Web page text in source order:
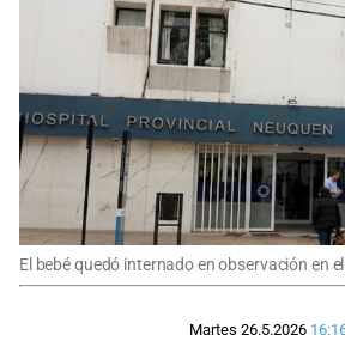
El bebé quedó internado en observación en
Martes 26.5.2026